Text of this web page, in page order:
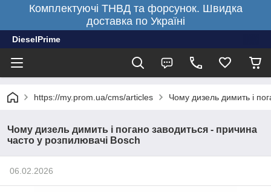
Комплектуючі ТНВД та форсунок. Швидка
доставка по Україні
DieselPrime
https://my.prom.ua/cms/articles Чому дизель димить і
Чому дизель димить і погано заводиться - причина
часто у розпилювачі Bosch
06.02.2026